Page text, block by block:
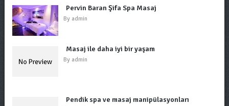
Pervin Baran Şifa Spa Masaj
By admin
Masaj ile daha iyi bir yaşam
By admin
Pendik spa ve masaj manipülasyonları